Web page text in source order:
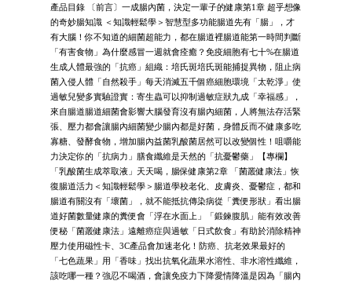
產品目錄 〔前言〕一成腸內菌，決定一輩子的健康第1章 超乎想像
的奇妙腸知識 ＜知識輕鬆學＞智慧型多功能腸道先有「腸」，才
有大腦！你不知道的細菌超能力，都在腸道裡腸道能第一時間判斷
「有害食物」為什麼感冒一週就會痊癒？免疫細胞有七十%在腸道
生成人體最強的「抗癌」組織：培氏斑培氏斑能捕捉異物，阻止病
菌入侵人體「自然殺手」每天消滅五千個癌細胞環境「太乾淨」使
過敏兒變多實驗證實：寄生蟲可以抑制過敏症狀九成「幸福感」，
來自腸道腸道細菌會影響大腦發育沒有腸內細菌，人將無法存活緊
張、壓力都會讓腸內細菌變少腸內都是好菌，身體反而不健康多吃
寡糖、發酵食物，增加腸內益菌乳酸菌居然可以改變個性！咀嚼能
力決定你的「抗病力」膳食纖維是天然的「抗憂鬱藥」【專欄】
「乳酸菌生成萃取液」天天喝，腸保健康第2章 「菌叢健康法」恢
復腸道活力＜知識輕鬆學＞腸道學校老化、皮膚炎、憂鬱症，都和
腸道有關沒有「壞菌」，就不能抵抗傳染病從「糞便形狀」看出腸
道好菌數量健康的糞便會「浮在水面上」「鍛鍊腹肌」能有效改善
便秘「菌叢健康法」遠離癌症與過敏「日式飲食」有助於消除精神
壓力使用磁性卡、3C產品會加速老化！防癌、抗老效果最好的
「七色蔬果」用「香味」找出抗氧化蔬果水溶性、非水溶性纖維，
該吃哪一種？強忍不喝酒，會讓免疫力下降愛情降溫是因為「腸內